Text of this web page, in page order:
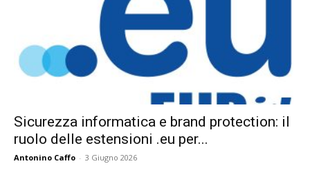
Sicurezza informatica e brand protection: il
ruolo delle estensioni .eu per...
Antonino Caffo - 3 Giugno 2026